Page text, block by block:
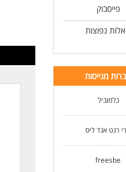
פייסבוק
נפוצות
מגייסות
כלמוביל
רנט אנד ליס
freesbe